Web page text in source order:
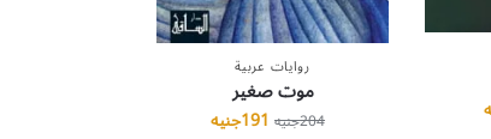
روايات عربية
موت صغير
204جنيه 191جنيه